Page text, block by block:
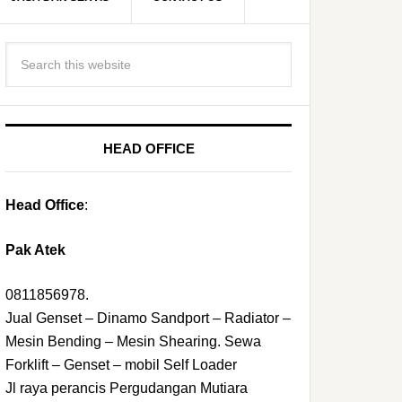
HEAD OFFICE
Head Office:
Pak Atek
0811856978.
Jual Genset – Dinamo Sandport – Radiator –
Mesin Bending – Mesin Shearing. Sewa
Forklift – Genset – mobil Self Loader
Jl raya perancis Pergudangan Mutiara